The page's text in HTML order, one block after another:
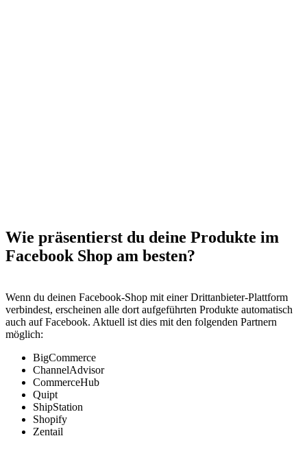
Wie präsentierst du deine Produkte im
Facebook Shop am besten?
Wenn du deinen Facebook-Shop mit einer Drittanbieter-Plattform
verbindest, erscheinen alle dort aufgeführten Produkte automatisch
auch auf Facebook. Aktuell ist dies mit den folgenden Partnern
möglich:
BigCommerce
ChannelAdvisor
CommerceHub
Quipt
ShipStation
Shopify
Zentail